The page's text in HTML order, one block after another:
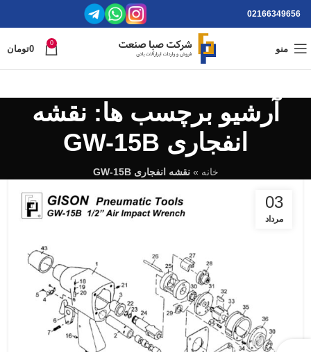
02166349656
منو
0
0تومان
آرشیو برچسب ها: نقشه
انفجاری GW-15B
خانه »نقشه انفجاری GW-15B
03
مرداد